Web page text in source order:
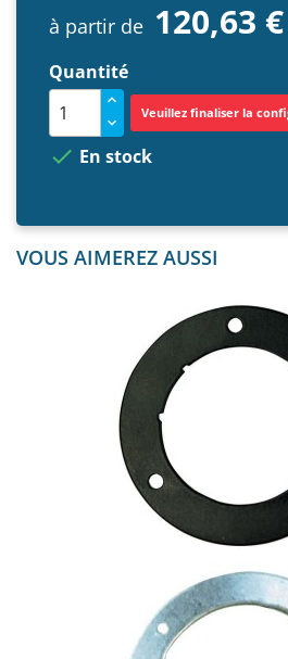
à partir de 120,63 €
Quantité
Veuillez finaliser la
 En stock
VOUS AIMEREZ AUSSI